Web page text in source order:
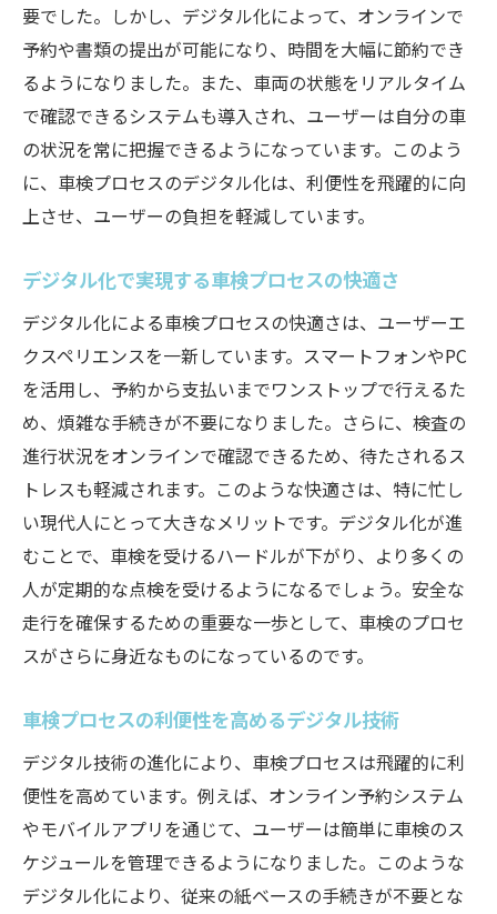
要でした。しかし、デジタル化によって、オンラインで
予約や書類の提出が可能になり、時間を大幅に節約でき
るようになりました。また、車両の状態をリアルタイム
で確認できるシステムも導入され、ユーザーは自分の車
の状況を常に把握できるようになっています。このよう
に、車検プロセスのデジタル化は、利便性を飛躍的に向
上させ、ユーザーの負担を軽減しています。
デジタル化で実現する車検プロセスの快適さ
デジタル化による車検プロセスの快適さは、ユーザーエ
クスペリエンスを一新しています。スマートフォンやPC
を活用し、予約から支払いまでワンストップで行えるた
め、煩雑な手続きが不要になりました。さらに、検査の
進行状況をオンラインで確認できるため、待たされるス
トレスも軽減されます。このような快適さは、特に忙し
い現代人にとって大きなメリットです。デジタル化が進
むことで、車検を受けるハードルが下がり、より多くの
人が定期的な点検を受けるようになるでしょう。安全な
走行を確保するための重要な一歩として、車検のプロセ
スがさらに身近なものになっているのです。
車検プロセスの利便性を高めるデジタル技術
デジタル技術の進化により、車検プロセスは飛躍的に利
便性を高めています。例えば、オンライン予約システム
やモバイルアプリを通じて、ユーザーは簡単に車検のス
ケジュールを管理できるようになりました。このような
デジタル化により、従来の紙ベースの手続きが不要とな